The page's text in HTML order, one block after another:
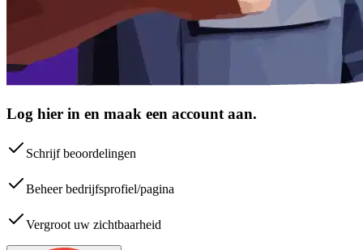
Log hier in en maak een account aan.
Schrijf beoordelingen
Beheer bedrijfsprofiel/pagina
Vergroot uw zichtbaarheid